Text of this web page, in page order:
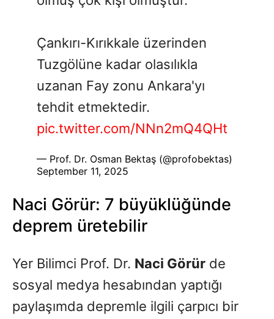
Çankırı-Kırıkkale üzerinden
Tuzgölüne kadar olasılıkla
uzanan Fay zonu Ankara'yı
tehdit etmektedir.
pic.twitter.com/NNn2mQ4QHt
— Prof. Dr. Osman Bektaş (@profobektas)
September 11, 2025
Naci Görür: 7 büyüklüğünde
deprem üretebilir
Yer Bilimci Prof. Dr. Naci Görür de
sosyal medya hesabından yaptığı
paylaşımda depremle ilgili çarpıcı bir